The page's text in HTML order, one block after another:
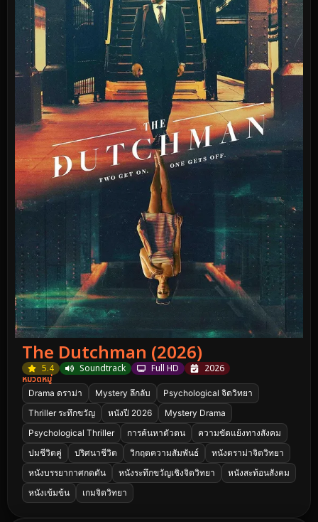
The Dutchman (2026)
5.4 Soundtrack Full HD
2026
หมวดหมู่
Drama ดราม่า Mystery ลึกลับ
Psychological จิตวิทยา
Thriller ระทึกขวัญ
หนังปี 2026
Mystery Drama
Psychological Thriller
การค้นหาตัวตน
ความขัดแย้งทางสังคม
ปมชีวิตคู่
ปริศนาชีวิต วิกฤตความสัมพันธ์
หนังดราม่าจิตวิทยา
หนังบรรยากาศกดดัน
หนังระทึกขวัญเชิงจิตวิทยา
หนังสะท้อนสังคม
หนังเข้มข้น
เกมจิตวิทยา